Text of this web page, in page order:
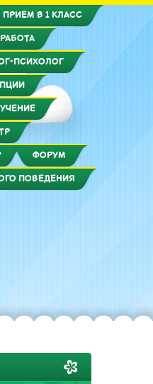
ПРИЕМ В 1 КЛАСС
ПСИХОЛОГ
ФОРУМ
ПОВЕДЕНИЯ